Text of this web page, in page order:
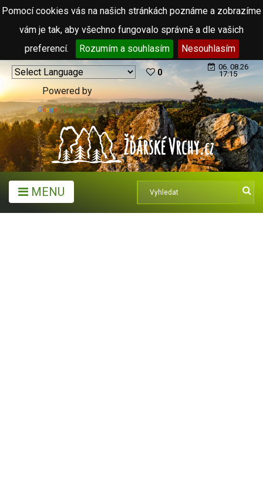
Pomocí cookies vás na našich stránkách poznáme a zobrazíme
vám je tak, aby všechno fungovalo správně a dle vašich
preferencí.
Rozumím a souhlasím Nesouhlasím
Powered by
Translate
0
06. 08.26
17:15
MENU